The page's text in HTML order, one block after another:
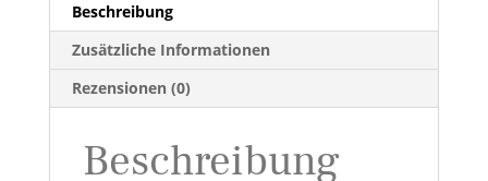
Beschreibung
Zusätzliche Informationen
Rezensionen (0)
Beschreibung